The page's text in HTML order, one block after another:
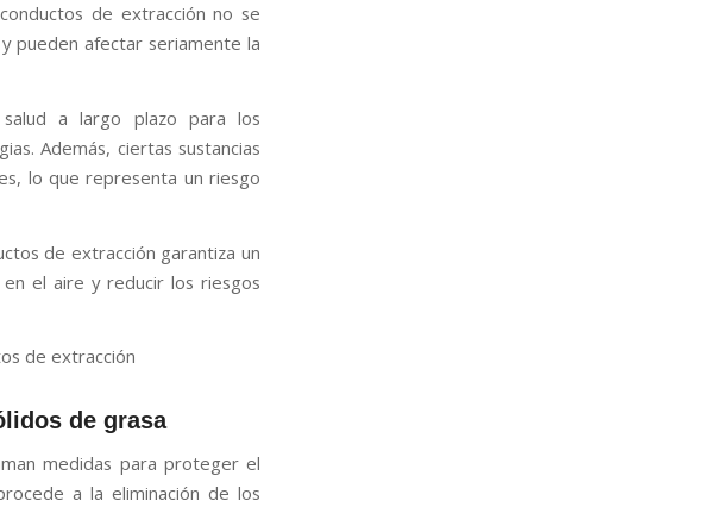
de extracción no se
pueden afectar seriamente la
a largo plazo para los
Además, ciertas sustancias
lo que representa un riesgo
de extracción garantiza un
el aire y reducir los riesgos
de extracción
de grasa
medidas para proteger el
a la eliminación de los